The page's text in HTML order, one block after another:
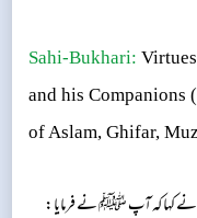
Sahi-Bukhari:
and his Companions
of Aslam, Ghifar,
کہا کہ آپ ﷺ نے فرمایا: